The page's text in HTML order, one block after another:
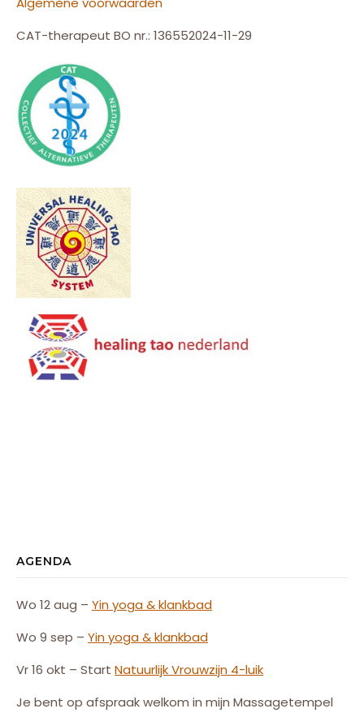
CAT-therapeut BO nr.: 136552024-11-29
AGENDA
Wo 12 aug – Yin yoga & klankbad
Wo 9 sep – Yin yoga & klankbad
Vr 16 okt – Start NatuurlijkVrouwzijn 4-luik
Je bent op afspraak welkom in mijn Massagetempel